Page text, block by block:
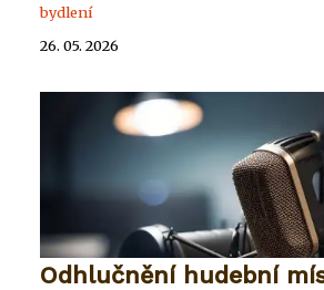
bydlení
26. 05. 2026
Odhlučnění hudební